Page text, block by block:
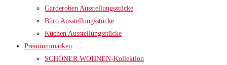
Garderoben Ausstellungsstücke
Büro Ausstellungsstücke
Küchen Ausstellungsstücke
Premiummarken
SCHÖNER WOHNEN-Kollektion